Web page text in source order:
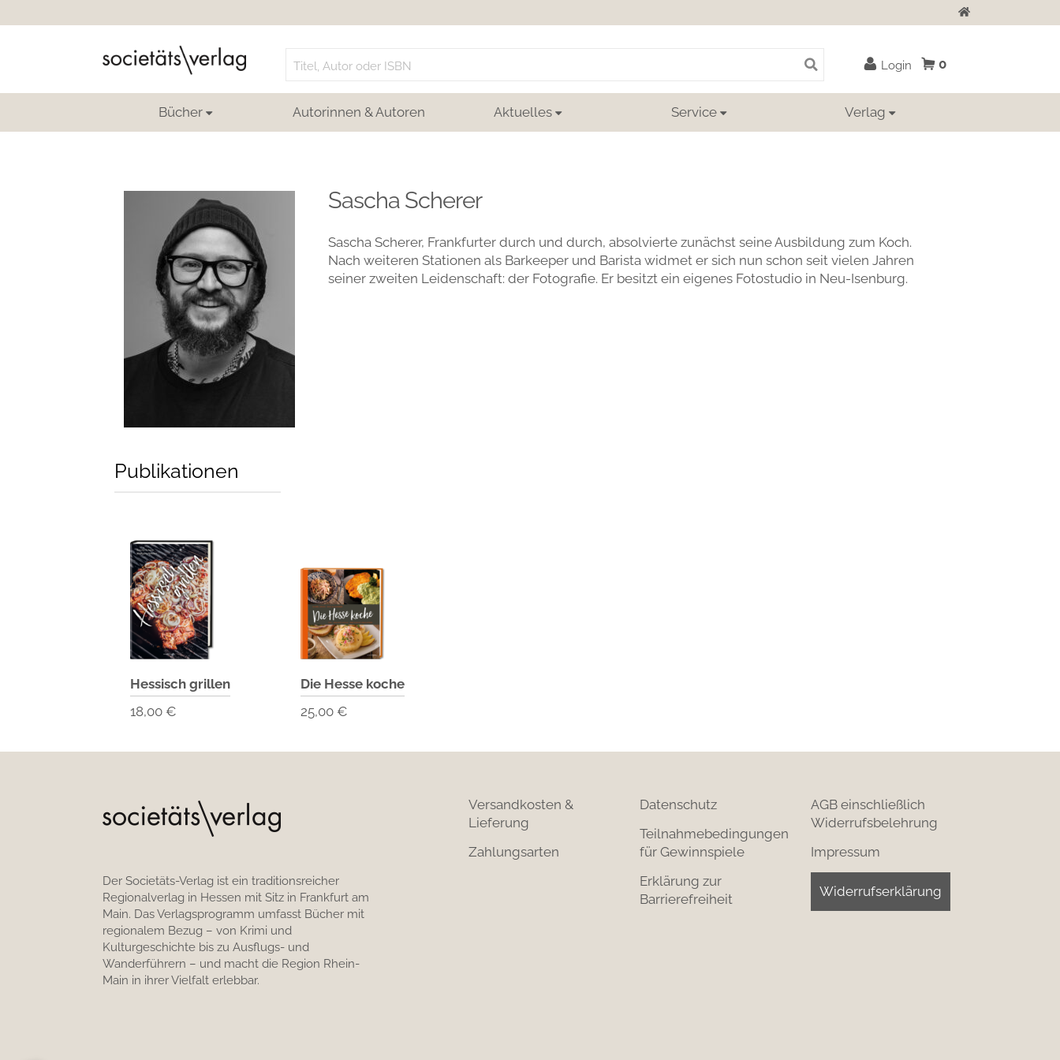
Zur Startseite
for:
Login 0
Bücher Autorinnen & Autoren Aktuelles Service Verlag
Sascha Scherer
Sascha Scherer, Frankfurter durch und durch, absolvierte zunächst seine Ausbildung zum Koch.
Nach weiteren Stationen als Barkeeper und Barista widmet er sich nun schon seit vielen Jahren
seiner zweiten Leidenschaft: der Fotografie. Er besitzt ein eigenes Fotostudio in Neu-Isenburg.
Publikationen
Hessisch grillen
18,00 €
Die Hesse koche
25,00 €
Der Societäts-Verlag ist ein traditionsreicher
Regionalverlag in Hessen mit Sitz in Frankfurt am
Main. Das Verlagsprogramm umfasst Bücher mit
regionalem Bezug – von Krimi und
Kulturgeschichte bis zu Ausflugs- und
Wanderführern – und macht die Region Rhein-
Main in ihrer Vielfalt erlebbar.
Versandkosten &
Lieferung
Zahlungsarten
Datenschutz
Teilnahmebedingungen
für Gewinnspiele
Erklärung zur
Barrierefreiheit
AGB einschließlich
Widerrufsbelehrung
Impressum
Widerrufserklärung